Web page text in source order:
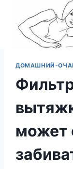
содержимому
ДОМАШНИЙ-
может